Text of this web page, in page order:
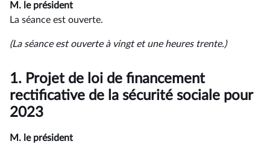
M. le président
La séance est ouverte.
(La séance est ouverte à vingt et une heures trente.)
1. Projet de loi de financement
rectificative de la sécurité sociale pour
2023
M. le président